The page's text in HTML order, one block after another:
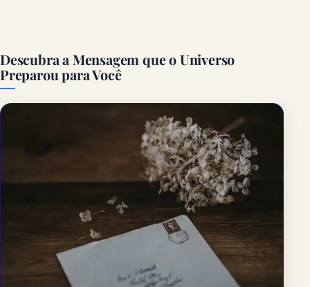
Descubra a Mensagem que o Universo
Preparou para Você